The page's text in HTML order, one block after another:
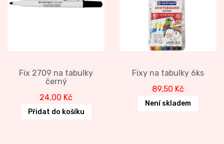
Fix 2709 na tabulky
černý
24,00 Kč
Přidat do košíku
Fixy na tabulky 6ks
89,50 Kč
Není skladem